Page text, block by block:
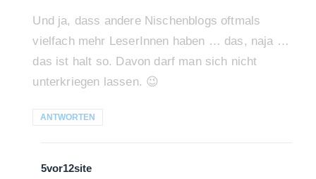
Und ja, dass andere Nischenblogs oftmals
vielfach mehr LeserInnen haben … das, naja …
das ist halt so. Davon darf man sich nicht
unterkriegen lassen. 😉
ANTWORTEN
5vor12site